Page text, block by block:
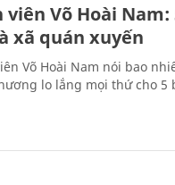
viên Võ Hoài
xã quán xuyến
Võ Hoài Nam nói bao
lo lắng mọi thứ cho 5